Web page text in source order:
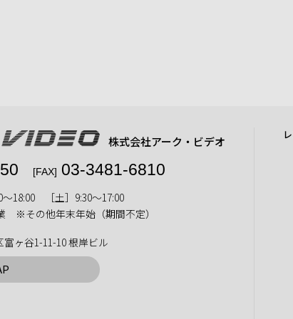
株式会社アーク・ビデオ
[FAX] 03-3481-6810
〜18:00 ［土］9:30〜17:00
※その他年末年始（期間不定）
ヶ谷1-11-10 根岸ビル